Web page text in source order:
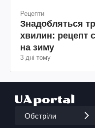
Рецепти
Знадобляться
хвилин: рецепт
на зиму
3 дні тому
Обстріли